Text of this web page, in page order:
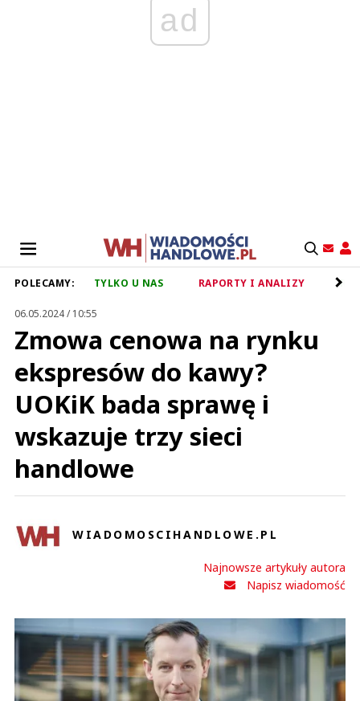
ad
POLECAMY: TYLKO U NAS RAPORTY I ANALIZY
06.05.2024 / 10:55
Zmowa cenowa na rynku
ekspresów do kawy?
UOKiK bada sprawę i
wskazuje trzy sieci
handlowe
WIADOMOSCIHANDLOWE.PL
Najnowsze artykuły autora
Napisz wiadomość